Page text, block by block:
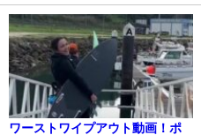
ワーストワイプアウト動画！ポ